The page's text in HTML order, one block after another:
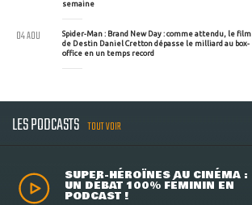
semaine
Spider-Man : Brand New Day : comme attendu, le film
de Destin Daniel Cretton dépasse le milliard au box-
office en un temps record
04 AOU
LES PODCASTS TOUT VOIR
SUPER-HÉROÏNES AU CINÉMA :
UN DÉBAT 100% FÉMININ EN
PODCAST !